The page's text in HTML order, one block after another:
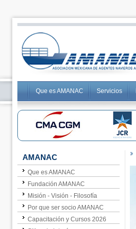
Que es AMANAC Servicios
AMANAC
Que es AMANAC
Fundación AMANAC
Misión - Visión - Filosofía
Por que ser socio AMANAC
Capacitación y Cursos 2026